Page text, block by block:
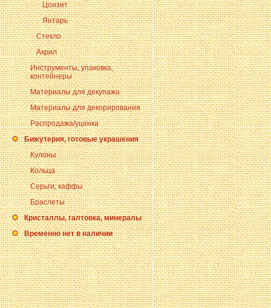
Цоизит
Янтарь
Стекло
Акрил
Инструменты, упаковка,
контейнеры
Материалы для декупажа
Материалы для декорирования
Распродажа/уценка
Бижутерия, готовые украшения
Кулоны
Кольца
Серьги, каффы
Браслеты
Кристаллы, галтовка, минералы
Временно нет в наличии